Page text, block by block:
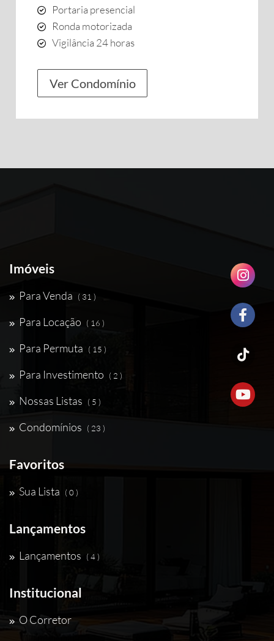
Portaria presencial
Ronda motorizada
Vigilância 24 horas
Ver Condomínio
Imóveis
Para Venda ( 31 )
Para Locação ( 16 )
Para Permuta ( 15 )
Para Investimento ( 2 )
Nossas Listas ( 5 )
Condomínios ( 23 )
Favoritos
Sua Lista ( 0 )
Lançamentos
Lançamentos ( 4 )
Institucional
O Corretor